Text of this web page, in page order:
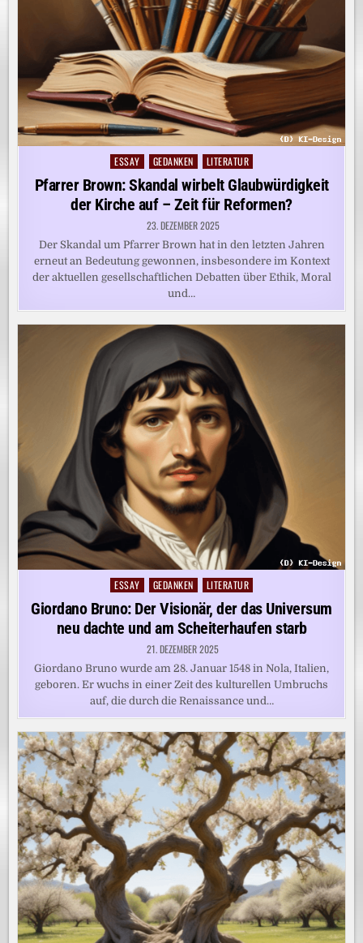
Posted
ESSAY GEDANKEN LITERATUR
Pfarrer Brown: Skandal wirbelt Glaubwürdigkeit
der Kirche auf – Zeit für Reformen?
23. DEZEMBER 2025
Der Skandal um Pfarrer Brown hat in den letzten Jahren
erneut an Bedeutung gewonnen, insbesondere im Kontext
der aktuellen gesellschaftlichen Debatten über Ethik, Moral
und…
Posted
ESSAY GEDANKEN LITERATUR
Giordano Bruno: Der Visionär, der das Universum
neu dachte und am Scheiterhaufen starb
21. DEZEMBER 2025
Giordano Bruno wurde am 28. Januar 1548 in Nola, Italien,
geboren. Er wuchs in einer Zeit des kulturellen Umbruchs
auf, die durch die Renaissance und…